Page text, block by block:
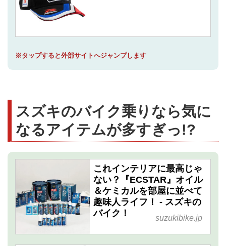
※タップすると外部サイトへジャンプします
スズキのバイク乗りなら気に
なるアイテムが多すぎっ!?
これインテリアに最高じゃ
ない？『ECSTAR』オイル
＆ケミカルを部屋に並べて
趣味人ライフ！ - スズキの
バイク！
suzukibike.jp